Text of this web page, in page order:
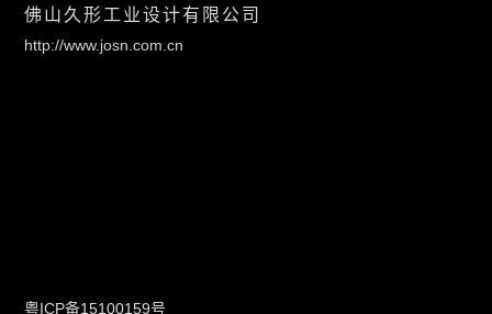
佛山久形工业设计有限公司
http://www.josn.com.cn
粤ICP备15100159号